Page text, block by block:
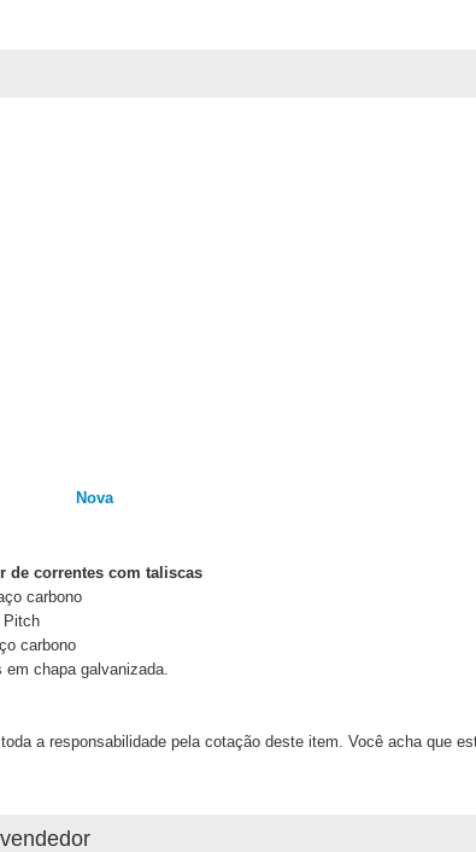
Nova
de correntes com taliscas
carbono
Pitch
carbono
em chapa galvanizada.
a responsabilidade pela cotação deste item. Você acha que